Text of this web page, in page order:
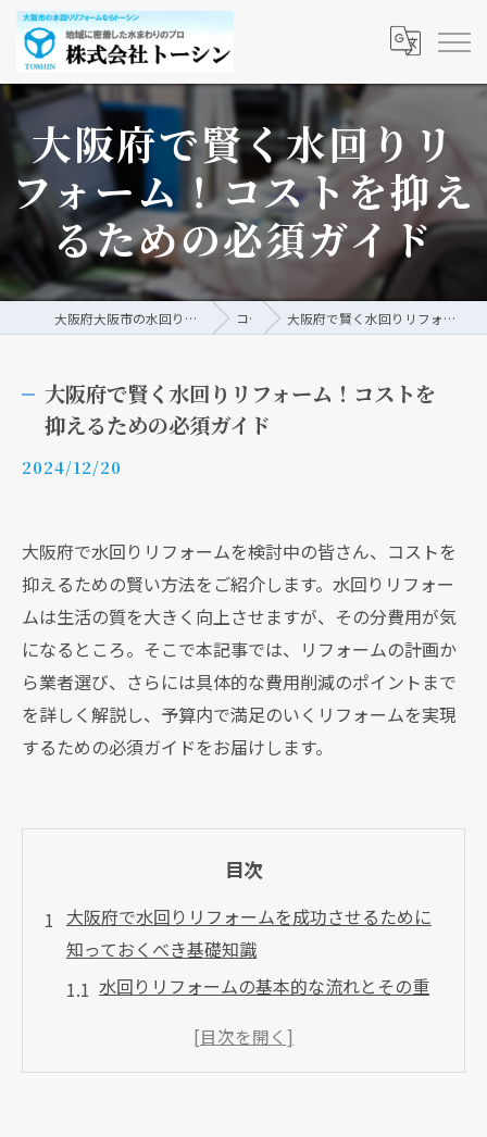
大阪府で賢く水回りリ
フォーム！コストを抑え
るための必須ガイド
大阪府大阪市の水回りリフォームなら株式会社トーシン コラム 大阪府で賢く水回りリフォーム！コストを抑えるための必須ガイド
大阪府で賢く水回りリフォーム！コストを
抑えるための必須ガイド
2024/12/20
大阪府で水回りリフォームを検討中の皆さん、コストを
抑えるための賢い方法をご紹介します。水回りリフォー
ムは生活の質を大きく向上させますが、その分費用が気
になるところ。そこで本記事では、リフォームの計画か
ら業者選び、さらには具体的な費用削減のポイントまで
を詳しく解説し、予算内で満足のいくリフォームを実現
するための必須ガイドをお届けします。
目次
大阪府で水回りリフォームを成功させるために
知っておくべき基礎知識
水回りリフォームの基本的な流れとその重
大阪府特有の水回りリフォームのポイント